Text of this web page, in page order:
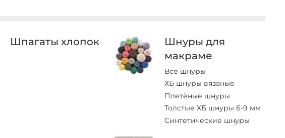
Шпагаты хлопок
Шнуры для
макраме
Все шнуры
ХБ шнуры вязаные
Плетёные шнуры
Толстые ХБ шнуры 6-9 мм
Синтетические шнуры